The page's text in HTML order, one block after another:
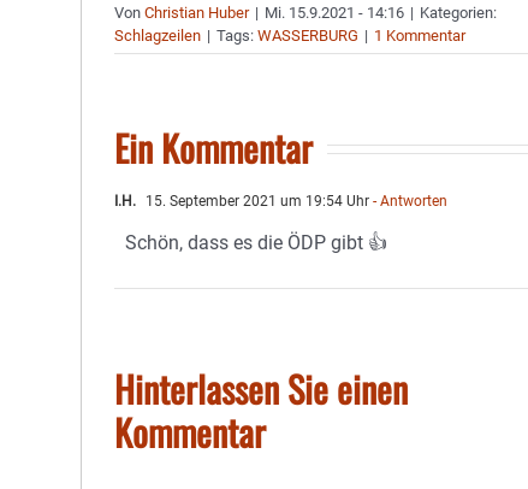
VonChristian Huber | Mi. 15.9.2021 - 14:16 | Kategorien:
Schlagzeilen | Tags:WASSERBURG | 1 Kommentar
Ein Kommentar
I.H. 15. September 2021 um 19:54 Uhr - Antworten
Schön, dass es die ÖDP gibt 👍
Hinterlassen Sie einen
Kommentar